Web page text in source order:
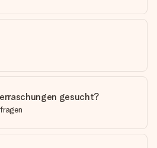
gesucht?